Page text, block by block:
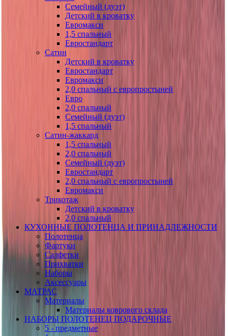
Семейный (дуэт)
Детский в кроватку
Евромакси
1,5 спальный
Евростандарт
Сатин
Детский в кроватку
Евростандарт
Евромакси
2,0 спальный с европростыней
Евро
2,0 спальный
Семейный (дуэт)
1,5 спальный
Сатин-жаккард
1,5 спальный
2,0 спальный
Семейный (дуэт)
Евростандарт
2,0 спальный с европростыней
Евромакси
Трикотаж
Детский в кроватку
2,0 спальный
КУХОННЫЕ ПОЛОТЕНЦА И ПРИНАДЛЕЖНОСТИ
Полотенца
Фартуки
Салфетки
Прихватки
Наборы
Аксессуары
МАТРАС
Материалы
Материалы коврового склада
НАБОРЫ ПОЛОТЕНЕЦ ПОДАРОЧНЫЕ
5 - предметные